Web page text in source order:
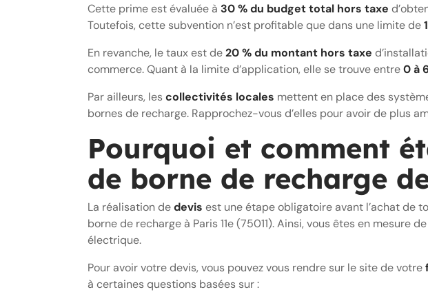
Cette prime est évaluée à 30 % du budget total hors taxe
Toutefois, cette subvention n’est profitable que dans une limite de
En revanche, le taux est de20 % du montant hors taxe
commerce. Quant à la limite d’application, elle se trouve entre0 à
Par ailleurs, lescollectivités locales mettent en place des
bornes de recharge. Rapprochez-vous d’elles pour avoir de plus
Pourquoi et comment
de borne de recharge
La réalisation dedevis est une étape obligatoire avant l’achat de
borne de recharge à Paris 11e (75011). Ainsi, vous êtes en mesure de
électrique.
Pour avoir votre devis, vous pouvez vous rendre sur le site de votre
à certaines questions basées sur :